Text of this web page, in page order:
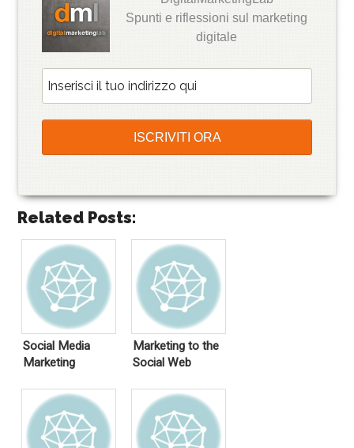
Spunti e riflessioni sul marketing
digitale
Related Posts:
Social Media
Marketing
Marketing to the
Social Web